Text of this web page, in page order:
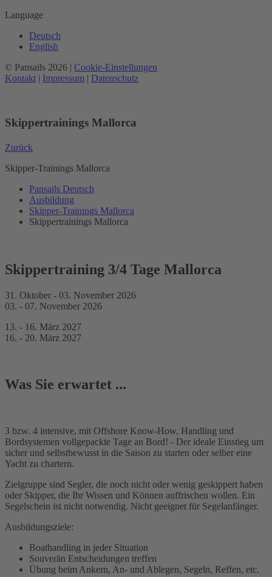
Language
Deutsch
English
© Pansails 2026 | Cookie-Einstellungen
Kontakt | Impressum | Datenschutz
Skippertrainings Mallorca
Zurück
Skipper-Trainings Mallorca
Pansails Deutsch
Ausbildung
Skipper-Trainings Mallorca
Skippertrainings Mallorca
Skippertraining 3/4 Tage Mallorca
31. Oktober - 03. November 2026
03. - 07. November 2026
13. - 16. März 2027
16. - 20. März 2027
Was Sie erwartet ...
3 bzw. 4 intensive, mit Offshore Know-How, Handling und
Bordsystemen vollgepackte Tage an Bord! - Der ideale Einstieg um
sicher und selbstbewusst in die Saison zu starten oder selber eine
Yacht zu chartern.
Zielgruppe sind Segler, die noch nicht oder wenig geskippert haben
oder Skipper, die Ihr Wissen und Können auffrischen wollen. Ein
Segelschein ist nicht notwendig. Nicht geeignet für Segelanfänger.
Ausbildungsziele:
Boathandling in jeder Situation
Souverän Entscheidungen treffen
Übung beim Ankern, An- und Ablegen, Segeln, Reffen, etc.